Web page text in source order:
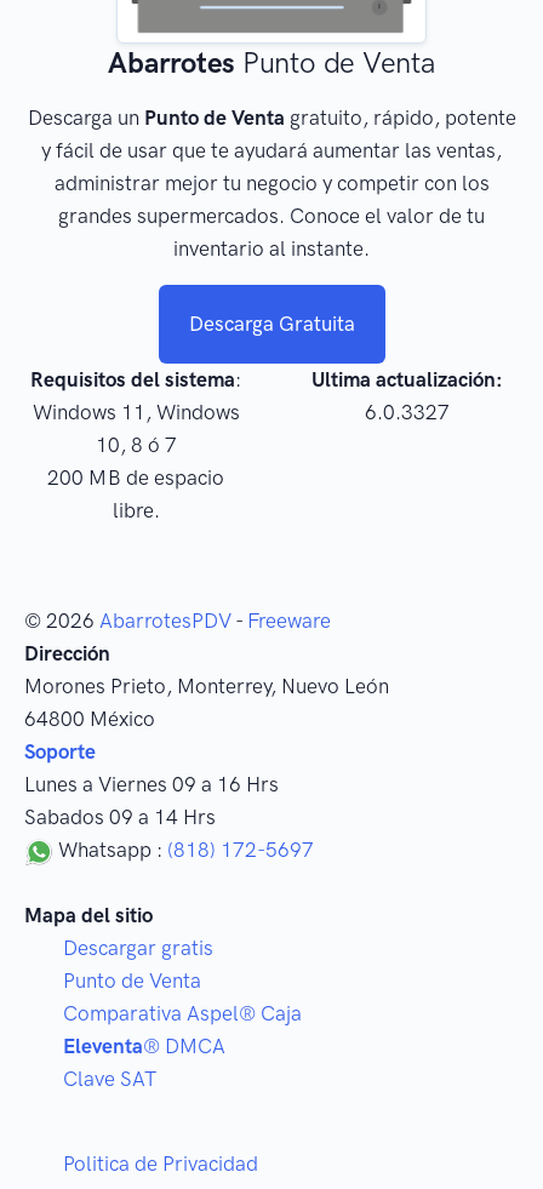
Abarrotes Punto de Venta
Descarga un Punto de Venta gratuito, rápido, potente
y fácil de usar que te ayudará aumentar las ventas,
administrar mejor tu negocio y competir con los
grandes supermercados. Conoce el valor de tu
inventario al instante.
Descarga Gratuita
Requisitos del sistema:
Windows 11, Windows
10, 8 ó 7
200 MB de espacio
libre.
Ultima actualización:
6.0.3327
© 2026 AbarrotesPDV - Freeware
Dirección
Morones Prieto, Monterrey, Nuevo León
64800 México
Soporte
Lunes a Viernes 09 a 16 Hrs
Sabados 09 a 14 Hrs
Whatsapp : (818) 172-5697
Mapa del sitio
Descargar gratis
Punto de Venta
Comparativa Aspel® Caja
Eleventa® DMCA
Clave SAT
Politica de Privacidad